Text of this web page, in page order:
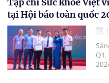
Tạp chí Sức khỏe Việt
tại Hội báo toàn quốc